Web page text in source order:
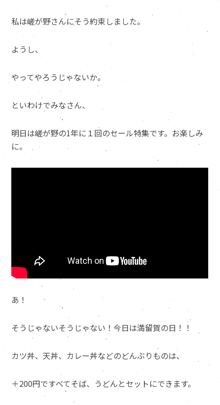
私は嵯が野さんにそう約束しました。
ようし、
やってやろうじゃないか。
といわけでみなさん、
明日は嵯が野の1年に１回のセール特集です。お楽しみ
に。
あ！
そうじゃないそうじゃない！今日は満留賀の日！！
カツ丼、天丼、カレー丼などのどんぶりものは、
＋200円ですべてそば、うどんとセットにできます。